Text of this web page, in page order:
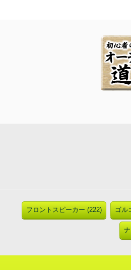
フロントスピーカー (222) ゴル